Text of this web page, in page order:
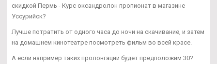
скидкой Пермь - Курс оксандролон пропионат в магазине
Уссурийск?
Лучше потратить от одного часа до ночи на скачивание, и затем
на домашнем кинотеатре посмотреть фильм во всей красе.
А если например таких пролонгаций будет предположим 30?